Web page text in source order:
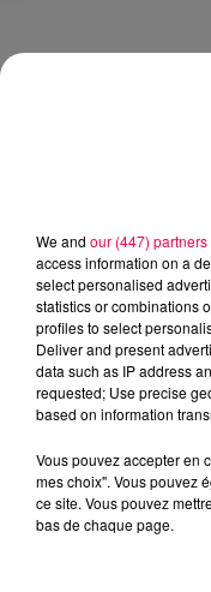
We and our (447) partners
access information on a
select personalised
statistics or combinations
profiles to select
Deliver and present
data such as IP address
requested; Use precise
based on information
Vous pouvez accepter en
mes choix". Vous pouvez
ce site. Vous pouvez
bas de chaque page.